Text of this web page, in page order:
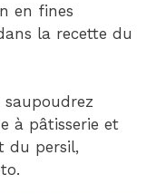
en fines
la recette du
à pâtisserie et
du persil,